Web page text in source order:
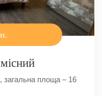
загальна площа – 16